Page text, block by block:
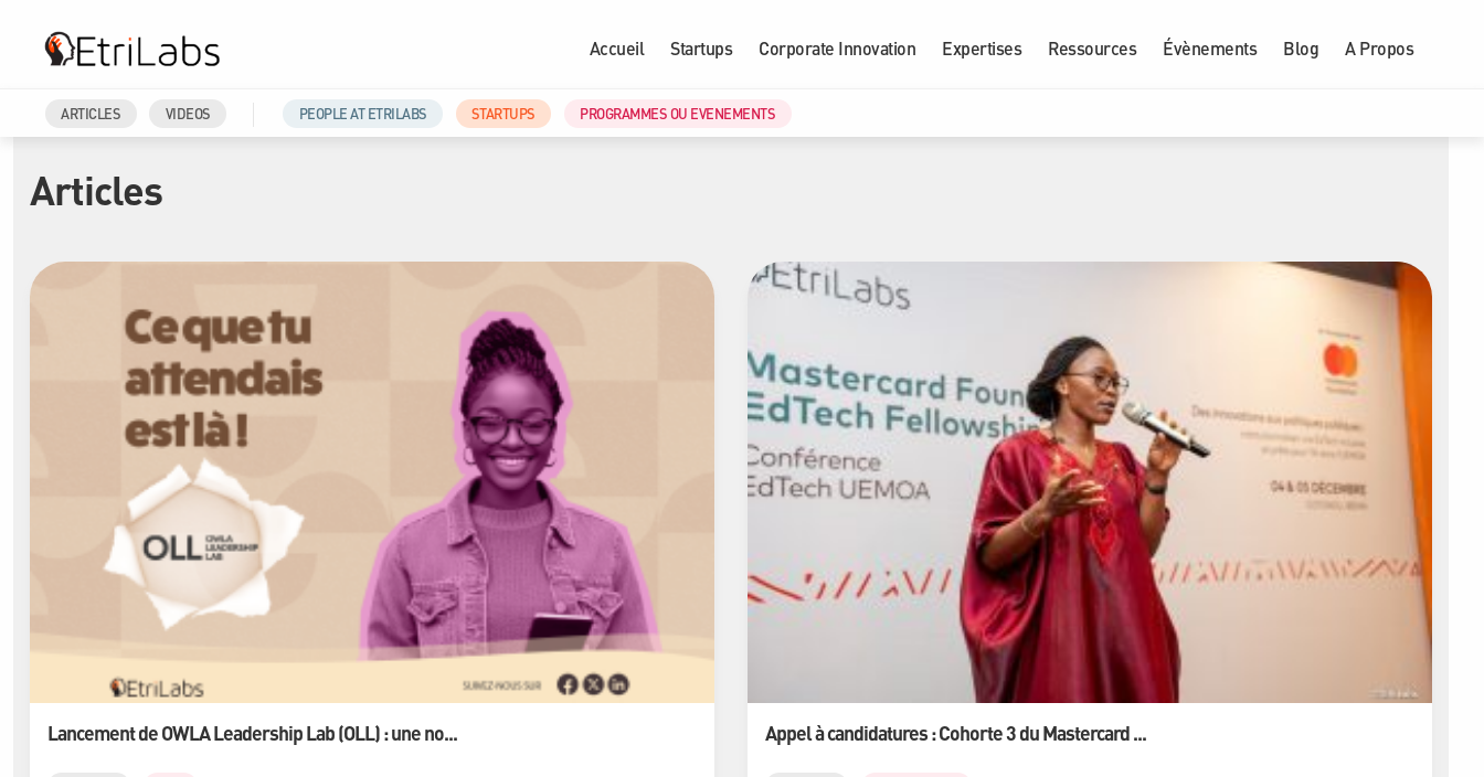
Accueil Startups Corporate Innovation Expertises Ressources Évènements Blog A Propos
ARTICLES VIDEOS PEOPLE AT ETRILABS STARTUPS PROGRAMMES OU EVENEMENTS
Articles
Lancement de OWLA Leadership Lab (OLL) : une no... Appel à candidatures : Cohorte 3 du Mastercard ...